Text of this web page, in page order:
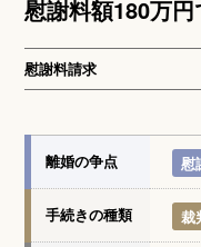
慰謝料額180万
慰謝料請求
離婚の争点 慰
手続きの種類 裁